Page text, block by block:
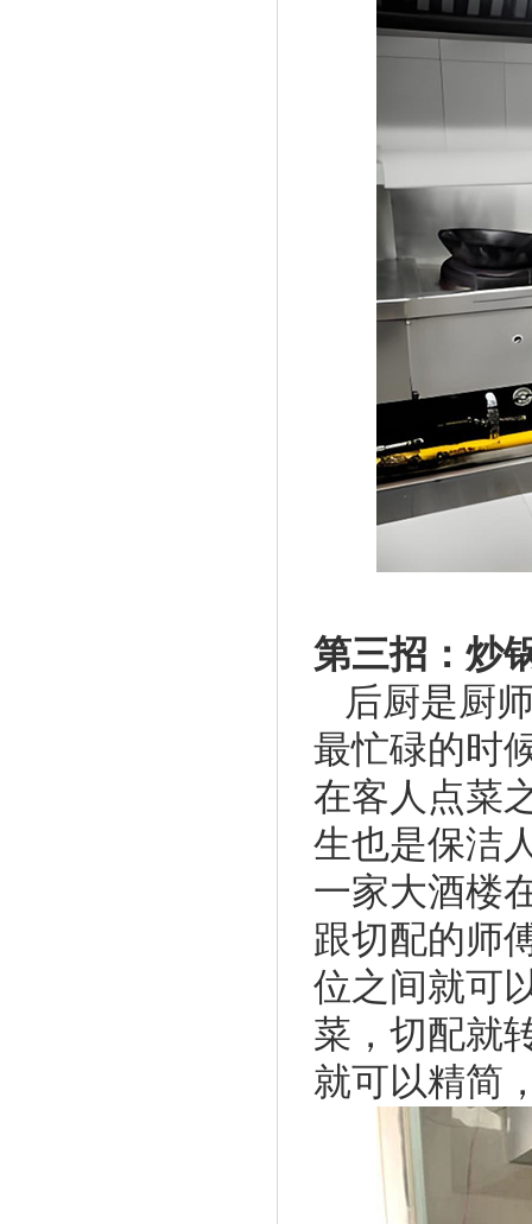
第三招：炒
后厨是厨
最忙碌的时
在客人点菜
生也是保洁
一家大酒楼
跟切配的师
位之间就可
菜，切配就
就可以精简